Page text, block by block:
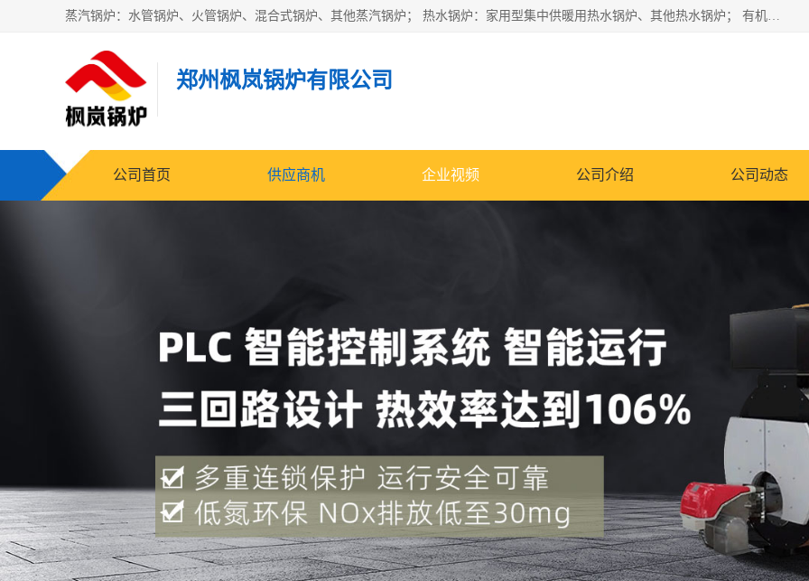
蒸汽锅炉：水管锅炉、火管锅炉、混合式锅炉、其他蒸汽锅炉； 热水锅炉：家用型集中供暖用热水锅炉、其他热水锅炉； 有机热载体锅炉； 船用蒸汽锅炉； （锅炉用辅助设备及装置）蒸汽冷凝器：表面冷凝器、混合式冷凝器、空冷式冷凝器、其他蒸汽冷凝器； 锅炉用辅助设备：节热器、蒸汽收集器、蓄能器、烟垢清除器、气体回收器、泥渣刮除器、空气预热器、其他锅炉用辅助设备；
郑州枫岚锅炉有限公司
公司首页 供应商机 企业视频 公司介绍 公司动态